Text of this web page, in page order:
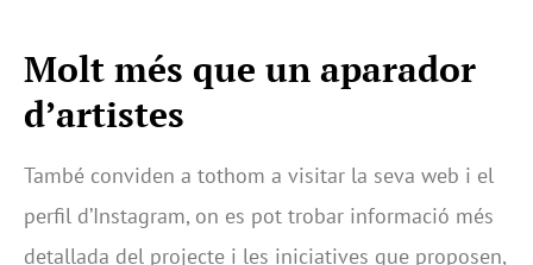
Molt més que un aparador
d’artistes
També conviden a tothom a visitar la seva web i el
perfil d’Instagram, on es pot trobar informació més
detallada del projecte i les iniciatives que proposen,